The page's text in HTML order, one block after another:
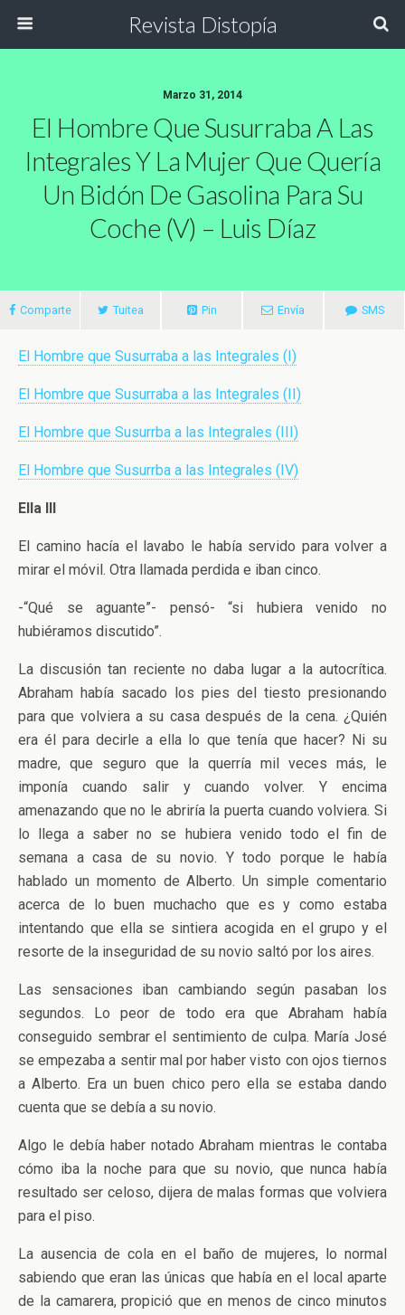
Revista Distopía
Marzo 31, 2014
El Hombre Que Susurraba A Las
Integrales Y La Mujer Que Quería
Un Bidón De Gasolina Para Su
Coche (V) – Luis Díaz
Comparte Tuitea Pin Envía SMS
El Hombre que Susurraba a las Integrales (I)
El Hombre que Susurraba a las Integrales (II)
El Hombre que Susurrba a las Integrales (III)
El Hombre que Susurrba a las Integrales (IV)
Ella III
El camino hacía el lavabo le había servido para volver a
mirar el móvil. Otra llamada perdida e iban cinco.
-“Qué se aguante”- pensó- “si hubiera venido no
hubiéramos discutido”.
La discusión tan reciente no daba lugar a la autocrítica.
Abraham había sacado los pies del tiesto presionando
para que volviera a su casa después de la cena. ¿Quién
era él para decirle a ella lo que tenía que hacer? Ni su
madre, que seguro que la querría mil veces más, le
imponía cuando salir y cuando volver. Y encima
amenazando que no le abriría la puerta cuando volviera. Si
lo llega a saber no se hubiera venido todo el fin de
semana a casa de su novio. Y todo porque le había
hablado un momento de Alberto. Un simple comentario
acerca de lo buen muchacho que es y como estaba
intentando que ella se sintiera acogida en el grupo y el
resorte de la inseguridad de su novio saltó por los aires.
Las sensaciones iban cambiando según pasaban los
segundos. Lo peor de todo era que Abraham había
conseguido sembrar el sentimiento de culpa. María José
se empezaba a sentir mal por haber visto con ojos tiernos
a Alberto. Era un buen chico pero ella se estaba dando
cuenta que se debía a su novio.
Algo le debía haber notado Abraham mientras le contaba
cómo iba la noche para que su novio, que nunca había
resultado ser celoso, dijera de malas formas que volviera
para el piso.
La ausencia de cola en el baño de mujeres, lo normal
sabiendo que eran las únicas que había en el local aparte
de la camarera, propició que en menos de cinco minutos